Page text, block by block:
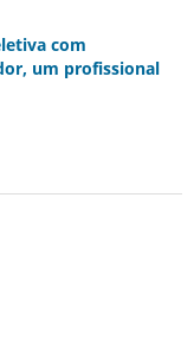
com
um profissional